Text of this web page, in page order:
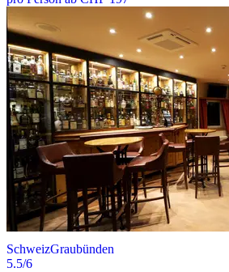
SchweizGraubünden
5.5/6